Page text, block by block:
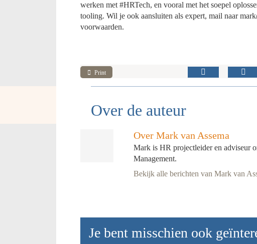
werken met #HRTech, en vooral met het soepel
tooling. Wil je ook aansluiten als expert, mail naar
voorwaarden.
Print
Over de auteur
Over Mark van Assema
Mark is HR projectleider en adviseur
Management.
Bekijk alle berichten van Mark van
Je bent misschien ook